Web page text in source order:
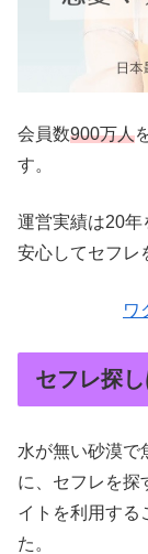
会員数900万人
す。
運営実績は20年
安心してセフレ
ワ
セフレ探
水が無い砂漠で
に、セフレを探
イトを利用する
た。